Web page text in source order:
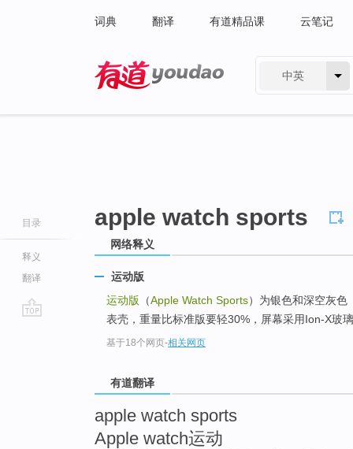
词典 翻译 有道精品课 云笔记
中英
目录
释义
翻译
apple watch sports
网络释义
运动版
运动版 （Apple Watch Sports）为银色和深空灰
表壳，重量比标准版要轻30%，屏幕采用Ion-X玻
基于18个网页-相关网页
有道翻译
apple watch sports
Apple watch运动